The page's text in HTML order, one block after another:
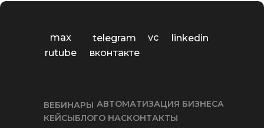
ВЕБИНАРЫ АВТОМАТИЗАЦИЯ БИЗНЕСА
КЕЙСЫБЛОГО НАСКОНТАКТЫ
max telegram vc
linkedin
rutube
вконтакте